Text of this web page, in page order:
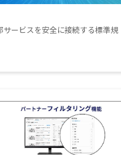
サービスを安全に接続する標準規